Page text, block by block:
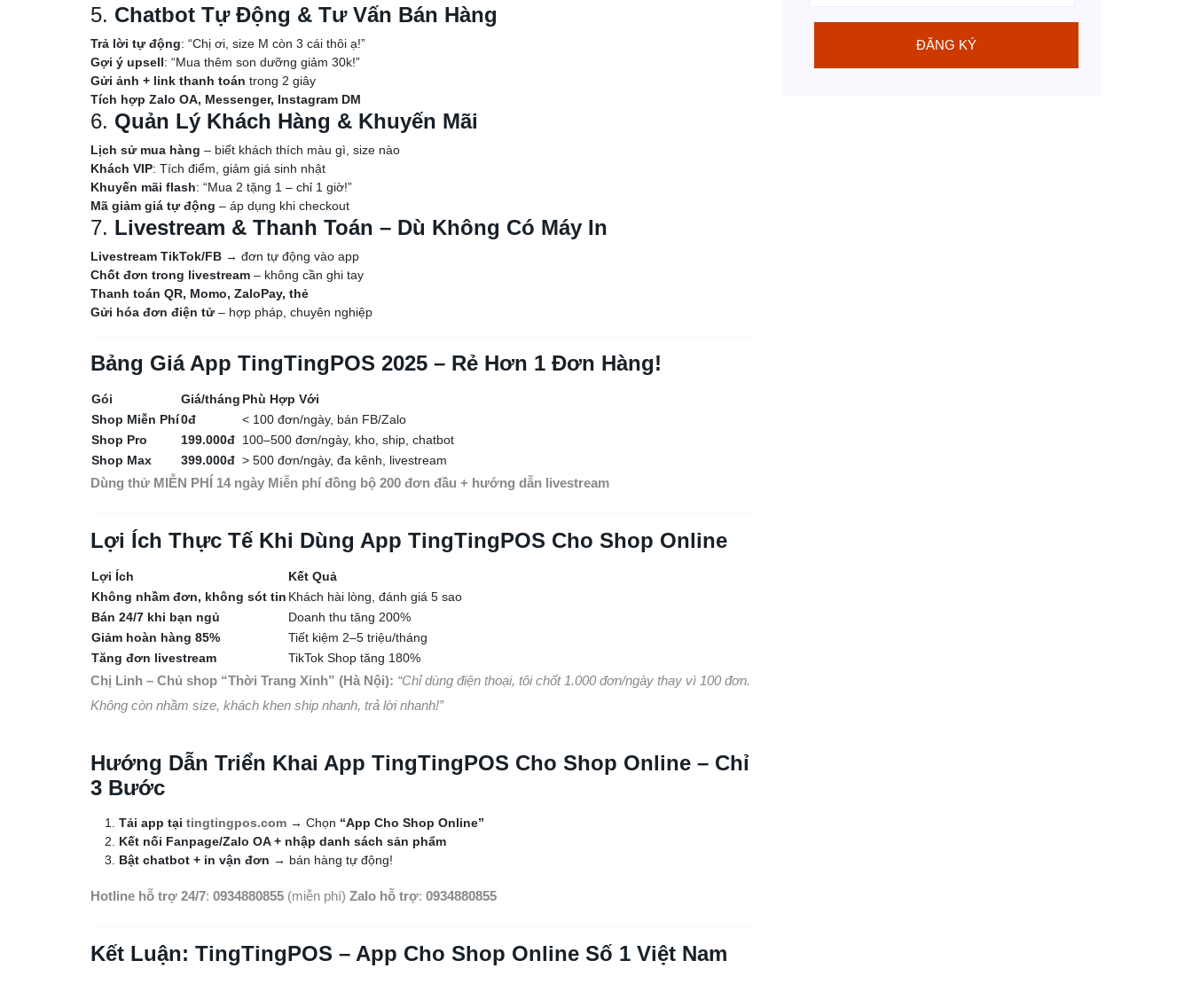
5. Chatbot Tự Động & Tư Vấn Bán Hàng
Trả lời tự động: “Chị ơi, size M còn 3 cái thôi ạ!”
Gợi ý upsell: “Mua thêm son dưỡng giảm 30k!”
Gửi ảnh + link thanh toán trong 2 giây
Tích hợp Zalo OA, Messenger, Instagram DM
6. Quản Lý Khách Hàng & Khuyến Mãi
Lịch sử mua hàng – biết khách thích màu gì, size nào
Khách VIP: Tích điểm, giảm giá sinh nhật
Khuyến mãi flash: “Mua 2 tặng 1 – chỉ 1 giờ!”
Mã giảm giá tự động – áp dụng khi checkout
7. Livestream & Thanh Toán – Dù Không Có Máy In
Livestream TikTok/FB → đơn tự động vào app
Chốt đơn trong livestream – không cần ghi tay
Thanh toán QR, Momo, ZaloPay, thẻ
Gửi hóa đơn điện tử– hợp pháp, chuyên nghiệp
Bảng Giá App TingTingPOS 2025 – Rẻ Hơn 1 Đơn Hàng!
Gói Giá/tháng Phù Hợp Với
Shop Miễn Phí0đ
< 100 đơn/ngày, bán FB/Zalo
Shop Pro
199.000đ 100–500 đơn/ngày, kho, ship, chatbot
Shop Max
399.000đ > 500 đơn/ngày, đa kênh, livestream
Dùng thử MIỄN PHÍ 14 ngày Miễn phí đồng bộ 200 đơn đầu + hướng dẫn livestream
Lợi Ích Thực Tế Khi Dùng App TingTingPOS Cho Shop Online
Lợi Ích
Kết Quả
Không nhầm đơn, không sót tin Khách hài lòng, đánh giá 5 sao
Bán 24/7 khi bạn ngủ
Doanh thu tăng 200%
Giảm hoàn hàng 85%
Tiết kiệm 2–5 triệu/tháng
Tăng đơn livestream
TikTok Shop tăng 180%
Chị Linh – Chủ shop “Thời Trang Xinh” (Hà Nội): “Chỉ dùng điện thoại, tôi chốt 1.000 đơn/ngày thay vì 100 đơn.
Không còn nhầm size, khách khen ship nhanh, trả lời nhanh!”
Hướng Dẫn Triển Khai App TingTingPOS Cho Shop Online – Chỉ
3 Bước
Tải app tại tingtingpos.com → Chọn “App Cho Shop Online”
Kết nối Fanpage/Zalo OA + nhập danh sách sản phẩm
Bật chatbot + in vận đơn → bán hàng tự động!
Hotline hỗ trợ 24/7: 0934880855 (miễn phí) Zalo hỗ trợ: 0934880855
Kết Luận: TingTingPOS – App Cho Shop Online Số 1 Việt Nam
ĐĂNG KÝ